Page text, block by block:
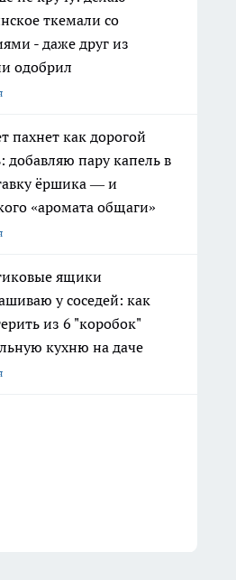
ткемали со
- даже друг из
одобрил
пахнет как дорогой
добавляю пару капель в
ёршика — и
«аромата общаги»
ящики
у соседей: как
из 6 "коробок"
кухню на даче